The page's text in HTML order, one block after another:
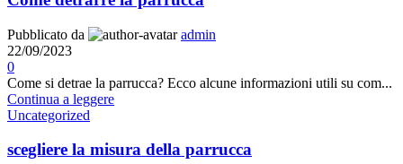
Pubblicato da
admin
22/09/2023
0
Come si detrae la parrucca? Ecco alcune informazioni utili su com...
Continua a leggere
Uncategorized
scegliere la misura della parrucca